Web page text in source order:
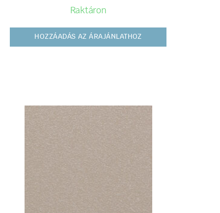
Raktáron
HOZZÁADÁS AZ ÁRAJÁNLATHOZ